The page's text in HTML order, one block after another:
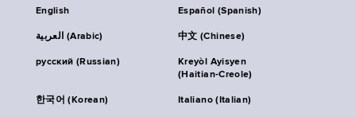
English Español (Spanish)
العربية (Arabic) 中文 (Chinese)
русский (Russian)
Kreyòl Ayisyen
(Haitian-Creole)
한국어 (Korean) Italiano (Italian)